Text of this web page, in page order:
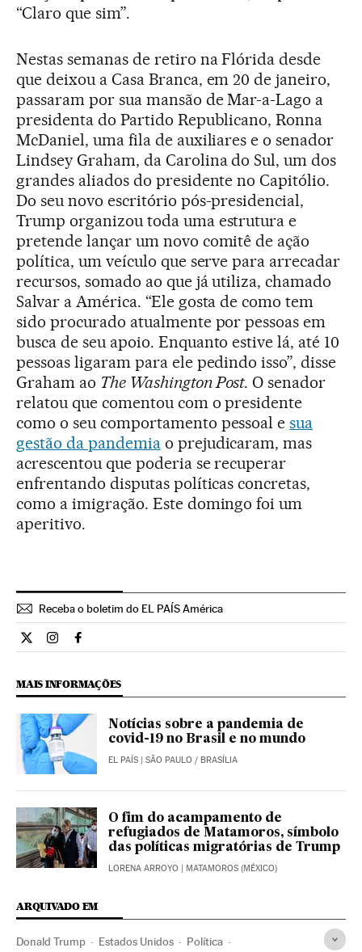
“Claro que sim”.
Nestas semanas de retiro na Flórida desde
que deixou a Casa Branca, em 20 de janeiro,
passaram por sua mansão de Mar-a-Lago a
presidenta do Partido Republicano, Ronna
McDaniel, uma fila de auxiliares e o senador
Lindsey Graham, da Carolina do Sul, um dos
grandes aliados do presidente no Capitólio.
Do seu novo escritório pós-presidencial,
Trump organizou toda uma estrutura e
pretende lançar um novo comitê de ação
política, um veículo que serve para arrecadar
recursos, somado ao que já utiliza, chamado
Salvar a América. “Ele gosta de como tem
sido procurado atualmente por pessoas em
busca de seu apoio. Enquanto estive lá, até 10
pessoas ligaram para ele pedindo isso”, disse
Graham ao The Washington Post. O senador
relatou que comentou com o presidente
como o seu comportamento pessoal esua
gestão da pandemiao prejudicaram, mas
acrescentou que poderia se recuperar
enfrentando disputas políticas concretas,
como a imigração. Este domingo foi um
aperitivo.
Receba o boletim do EL PAÍS América
Internacional El País Brasil en Twitter
Internacional El País Brasil en Instagram
Internacional El País Brasil en Facebook
MAIS INFORMAÇÕES
Notícias sobre a pandemia de
covid-19 no Brasil e no mundo
EL PAÍS | SÃO PAULO / BRASÍLIA
O fim do acampamento de
refugiados de Matamoros, símbolo
das políticas migratórias de Trump
LORENA ARROYO | MATAMOROS (MÉXICO)
ARQUIVADO EM
Donald Trump Estados Unidos Política